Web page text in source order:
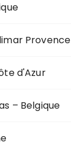
Provence
d'Azur
– Belgique